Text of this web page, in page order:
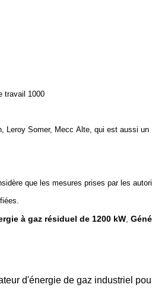
travail 1000
Leroy Somer, Mecc Alte, qui est aussi un
que les mesures prises par les
à gaz résiduel de 1200 kW,
d'énergie de gaz industriel